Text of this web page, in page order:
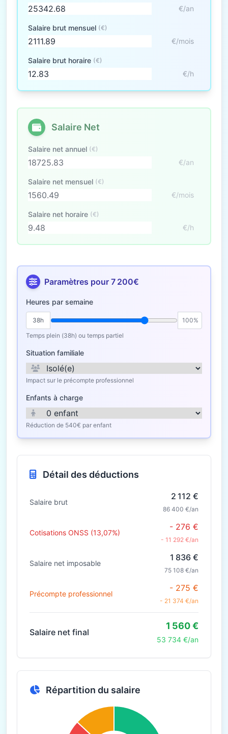
€/an
Salaire brut mensuel (€)
€/mois
Salaire brut horaire (€)
€/h
Salaire Net
Salaire net annuel (€)
€/an
Salaire net mensuel (€)
€/mois
Salaire net horaire (€)
€/h
Paramètres pour 7 200€
Heures par semaine
38h
100%
Temps plein (38h) ou temps partiel
Situation familiale
Impact sur le précompte professionnel
Enfants à charge
Réduction de 540€ par enfant
Détail des déductions
Salaire brut
2 112 €
86 400 €/an
Cotisations ONSS (13,07%)
- 276 €
- 11 292 €/an
Salaire net imposable
1 836 €
75 108 €/an
Précompte professionnel
- 275 €
- 21 374 €/an
Salaire net final
1 560 €
53 734 €/an
Répartition du salaire